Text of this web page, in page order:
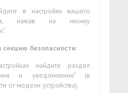
в настройки вашего
нажав на иконку
секцию безопасности:
найдите раздел
и уведомления" (в
от модели устройства).